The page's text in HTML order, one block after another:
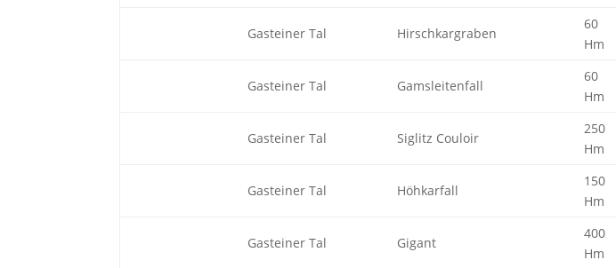
Gasteiner Tal Hirschkargraben
60
Hm
Gasteiner Tal Gamsleitenfall
60
Hm
Gasteiner Tal Siglitz Couloir
250
Hm
Gasteiner Tal Höhkarfall
150
Hm
Gasteiner Tal Gigant
400
Hm